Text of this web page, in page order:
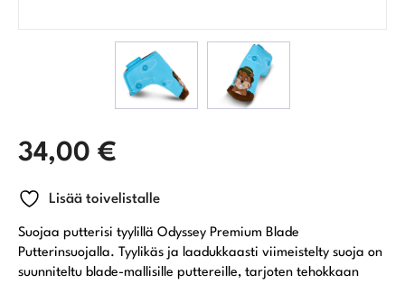
34,00 €
Lisää toivelistalle
Suojaa putterisi tyylillä Odyssey Premium Blade
Putterinsuojalla. Tyylikäs ja laadukkaasti viimeistelty suoja on
suunniteltu blade-mallisille puttereille, tarjoten tehokkaan